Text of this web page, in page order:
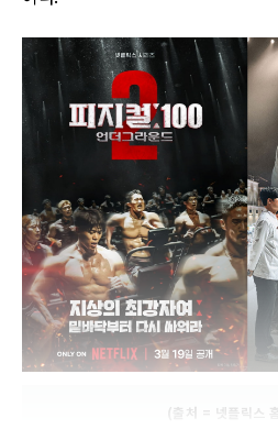
(출처 = 넷플릭스